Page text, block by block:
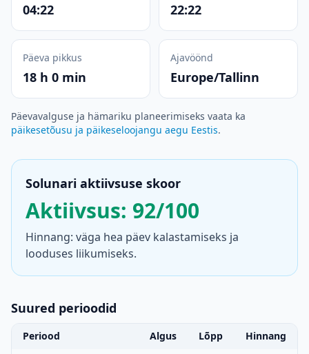
04:22 22:22
Päeva pikkus
18 h 0 min
Ajavöönd
Europe/Tallinn
Päevavalguse ja hämariku planeerimiseks vaata ka
päikesetõusu ja päikeseloojangu aegu Eestis.
Solunari aktiivsuse skoor
Aktiivsus: 92/100
Hinnang: väga hea päev kalastamiseks ja
looduses liikumiseks.
Suured perioodid
Periood Algus Lõpp
Hinnang